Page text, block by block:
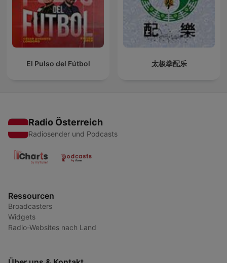
El Pulso del Fútbol 太极拳配乐
Radio Österreich
Radiosender und Podcasts
Ressourcen
Broadcasters
Widgets
Radio-Websites nach Land